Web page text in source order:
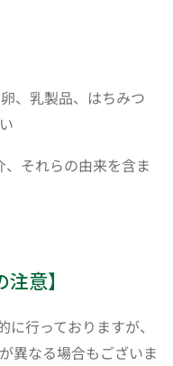
、乳製品、はちみつ
それらの由来を含ま
意】
行っておりますが、
異なる場合もございま